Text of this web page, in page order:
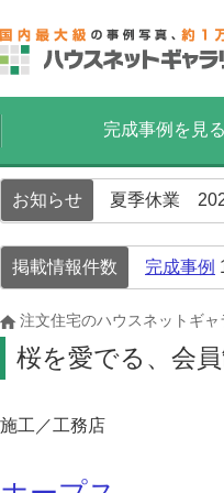
完成事例を見る
お知らせ 夏季休業
掲載情報件数 完成事例
注文住宅のハウスネットギャ
桜を愛でる、会
施工／工務店